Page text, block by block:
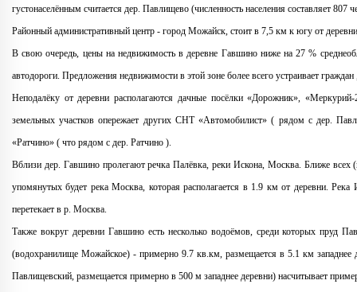
густонаселённым считается дер. Павлищево (численность населения составляет 807
Районный административный центр - город Можайск, стоит в 7,5 км к югу от
В свою очередь, цены на недвижимость в деревне Гавшино ниже на 27 %
автодороги. Предложения недвижимости в этой зоне более всего устраивает
Неподалёку от деревни располагаются дачные посёлки «Дорожник»,
земельных участков опережает других СНТ «Автомобилист» ( рядом с дер.
«Ратчино» ( что рядом с дер. Ратчино ).
Вблизи дер. Гавшино пролегают речка Палёвка, реки Искона, Москва. Ближе всех
упомянутых будет река Москва, которая располагается в 1.9 км от деревни.
перетекает в р. Москва.
Также вокруг деревни Гавшино есть несколько водоёмов, среди которых пруд
(водохранилище Можайское) - примерно 9.7 кв.км, размещается в 5.1 км
Павлищевский, размещается примерно в 500 м западнее деревни) насчитывает